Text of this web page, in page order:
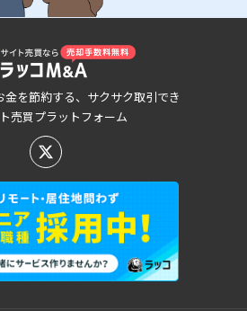
金を節約する、サクサク取引でき
売買プラットフォーム